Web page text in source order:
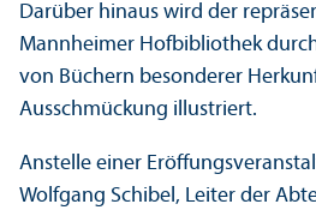
Darüber hinaus wird der
Mannheimer Hofbibliothek
von Büchern besonderer
Ausschmückung illustriert.
Anstelle einer
Wolfgang Schibel, Leiter der